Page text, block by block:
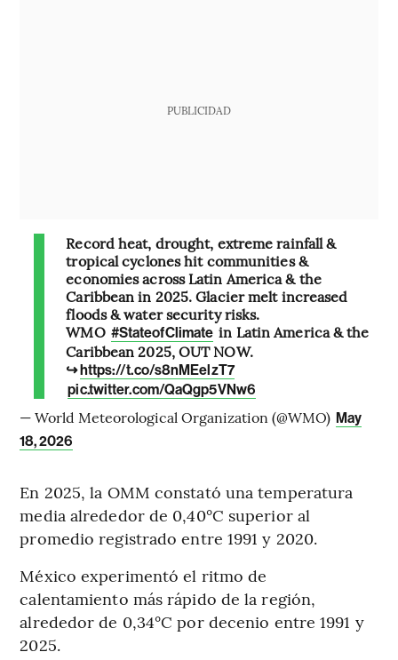
PUBLICIDAD
Record heat, drought, extreme rainfall &
tropical cyclones hit communities &
economies across Latin America & the
Caribbean in 2025. Glacier melt increased
floods & water security risks.
WMO #StateofClimate in Latin America & the
Caribbean 2025, OUT NOW.
↪️https://t.co/s8nMEelzT7
pic.twitter.com/QaQgp5VNw6
— World Meteorological Organization (@WMO) May
18, 2026
En 2025, la OMM constató una temperatura
media alrededor de 0,40°C superior al
promedio registrado entre 1991 y 2020.
México experimentó el ritmo de
calentamiento más rápido de la región,
alrededor de 0,34°C por decenio entre 1991 y
2025.